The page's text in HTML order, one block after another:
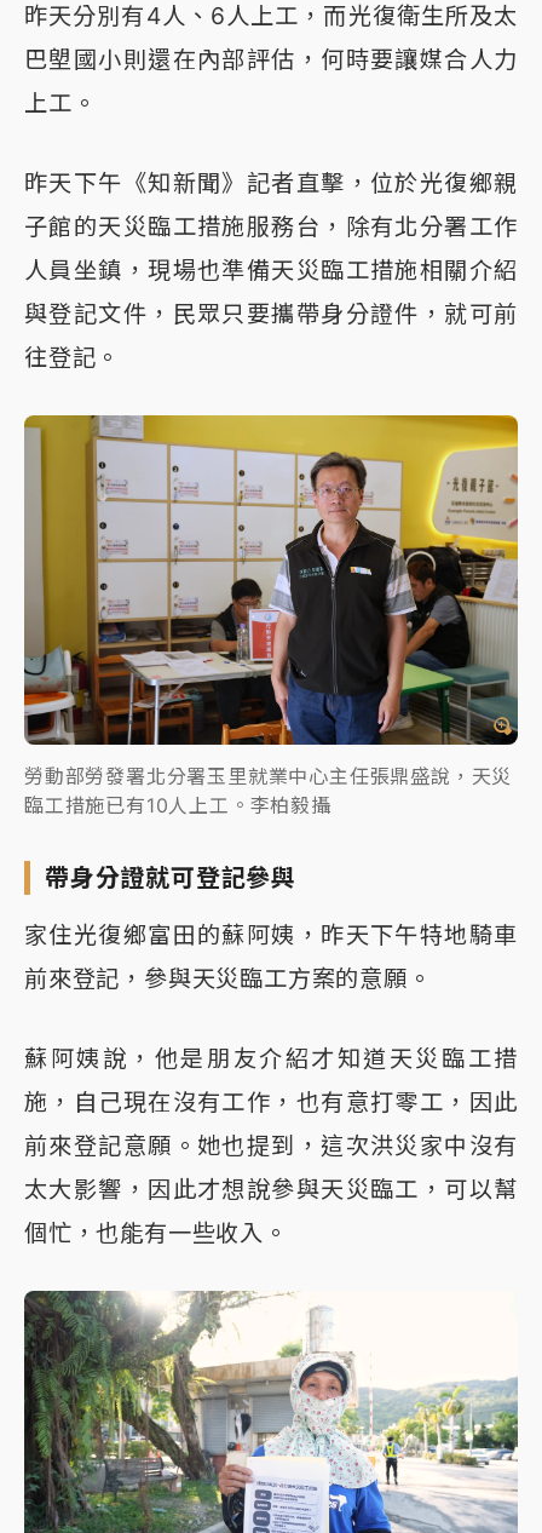
昨天分別有4人、6人上工，而光復衛生所及太
巴塱國小則還在內部評估，何時要讓媒合人力
上工。
昨天下午《知新聞》記者直擊，位於光復鄉親
子館的天災臨工措施服務台，除有北分署工作
人員坐鎮，現場也準備天災臨工措施相關介紹
與登記文件，民眾只要攜帶身分證件，就可前
往登記。
勞動部勞發署北分署玉里就業中心主任張鼎盛說，天災
臨工措施已有10人上工。李柏毅攝
帶身分證就可登記參與
家住光復鄉富田的蘇阿姨，昨天下午特地騎車
前來登記，參與天災臨工方案的意願。
蘇阿姨說，他是朋友介紹才知道天災臨工措
施，自己現在沒有工作，也有意打零工，因此
前來登記意願。她也提到，這次洪災家中沒有
太大影響，因此才想說參與天災臨工，可以幫
個忙，也能有一些收入。